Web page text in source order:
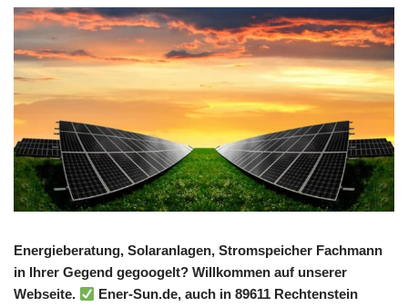
Energieberatung, Solaranlagen, Stromspeicher Fachmann
in Ihrer Gegend gegoogelt? Willkommen auf unserer
Webseite.
Ener-Sun.de, auch in 89611 Rechtenstein